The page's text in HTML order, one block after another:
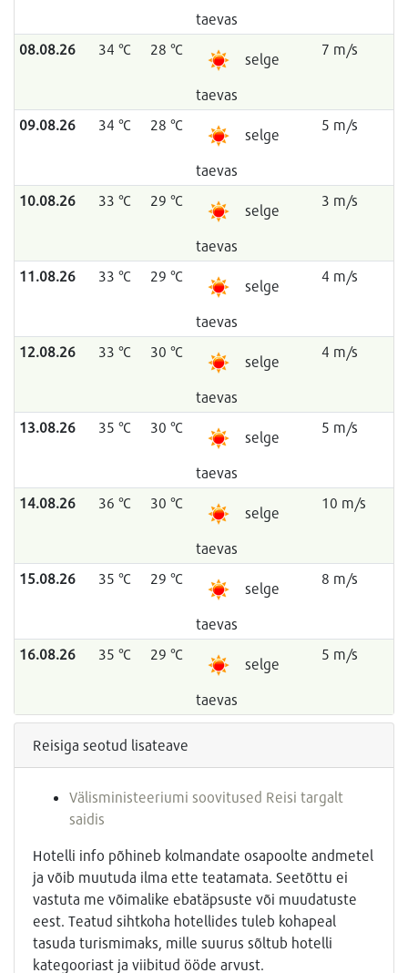
taevas
08.08.26 34 °C 28 °C
selge
taevas
7 m/s
09.08.26 34 °C 28 °C
selge
taevas
5 m/s
10.08.26 33 °C 29 °C
selge
taevas
3 m/s
11.08.26 33 °C 29 °C
selge
taevas
4 m/s
12.08.26 33 °C 30 °C
selge
taevas
4 m/s
13.08.26 35 °C 30 °C
selge
taevas
5 m/s
14.08.26 36 °C 30 °C
selge
taevas
10 m/s
15.08.26 35 °C 29 °C
selge
taevas
8 m/s
16.08.26 35 °C 29 °C
selge
taevas
5 m/s
Reisiga seotud lisateave
Välisministeeriumi soovitused Reisi targalt
saidis
Hotelli info põhineb kolmandate osapoolte andmetel
ja võib muutuda ilma ette teatamata. Seetõttu ei
vastuta me võimalike ebatäpsuste või muudatuste
eest. Teatud sihtkoha hotellides tuleb kohapeal
tasuda turismimaks, mille suurus sõltub hotelli
kategooriast ja viibitud ööde arvust.